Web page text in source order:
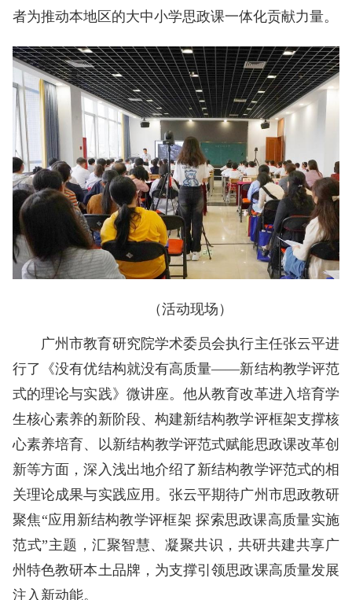
者为推动本地区的大中小学思政课一体化贡献力量。
（活动现场）
广州市教育研究院学术委员会执行主任张云平进
行了《没有优结构就没有高质量——新结构教学评范
式的理论与实践》微讲座。他从教育改革进入培育学
生核心素养的新阶段、构建新结构教学评框架支撑核
心素养培育、以新结构教学评范式赋能思政课改革创
新等方面，深入浅出地介绍了新结构教学评范式的相
关理论成果与实践应用。张云平期待广州市思政教研
聚焦“应用新结构教学评框架 探索思政课高质量实施
范式”主题，汇聚智慧、凝聚共识，共研共建共享广
州特色教研本土品牌，为支撑引领思政课高质量发展
注入新动能。